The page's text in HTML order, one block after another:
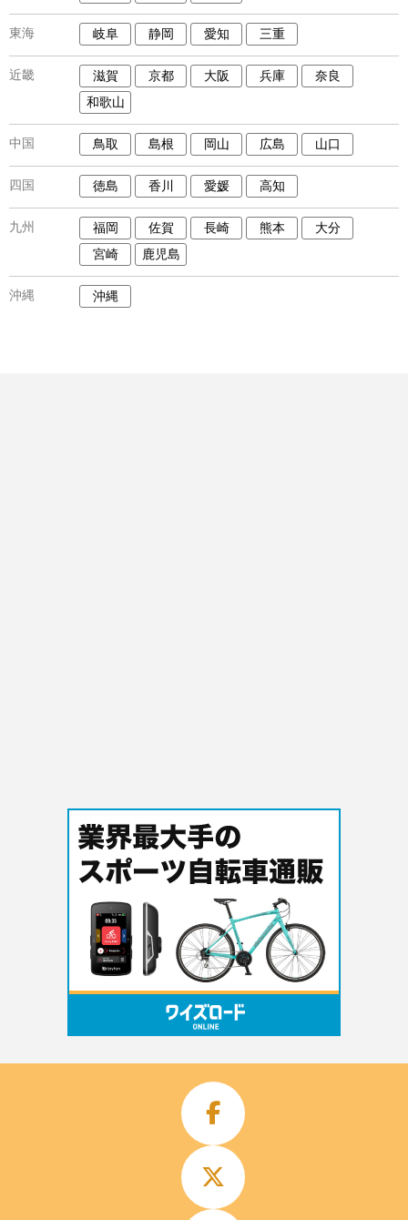
東海 岐阜 静岡 愛知 三重
近畿 滋賀 京都 大阪 兵庫
奈良
和歌山
中国 鳥取 島根 岡山 広島 山口
四国 徳島 香川 愛媛 高知
九州 福岡 佐賀 長崎 熊本
大分
宮崎
鹿児島
沖縄 沖縄